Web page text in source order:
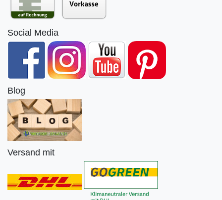
Social Media
Blog
Versand mit